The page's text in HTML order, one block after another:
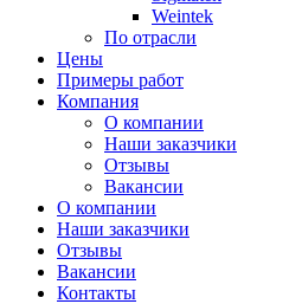
Weintek
По отрасли
Цены
Примеры работ
Компания
О компании
Наши заказчики
Отзывы
Вакансии
О компании
Наши заказчики
Отзывы
Вакансии
Контакты